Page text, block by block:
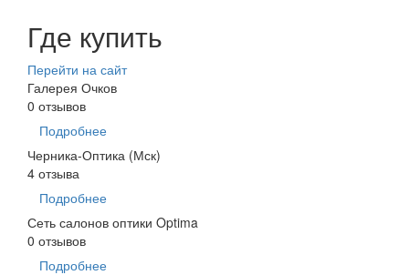
Где купить
Перейти на сайт
Галерея Очков
0 отзывов
Подробнее
Черника-Оптика (Мск)
4 отзыва
Подробнее
Сеть салонов оптики Optima
0 отзывов
Подробнее